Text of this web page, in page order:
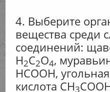
4. Выберите
вещества среди
соединений:
Н2С2O4,
НСООН, угольная
кислота CH3